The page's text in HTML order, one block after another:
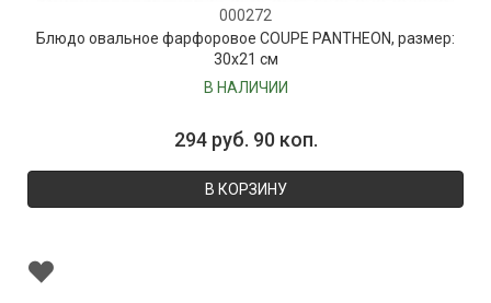
000272
Блюдо овальное фарфоровое COUPE PANTHEON, размер:
30х21 см
В НАЛИЧИИ
294 руб. 90 коп.
В КОРЗИНУ